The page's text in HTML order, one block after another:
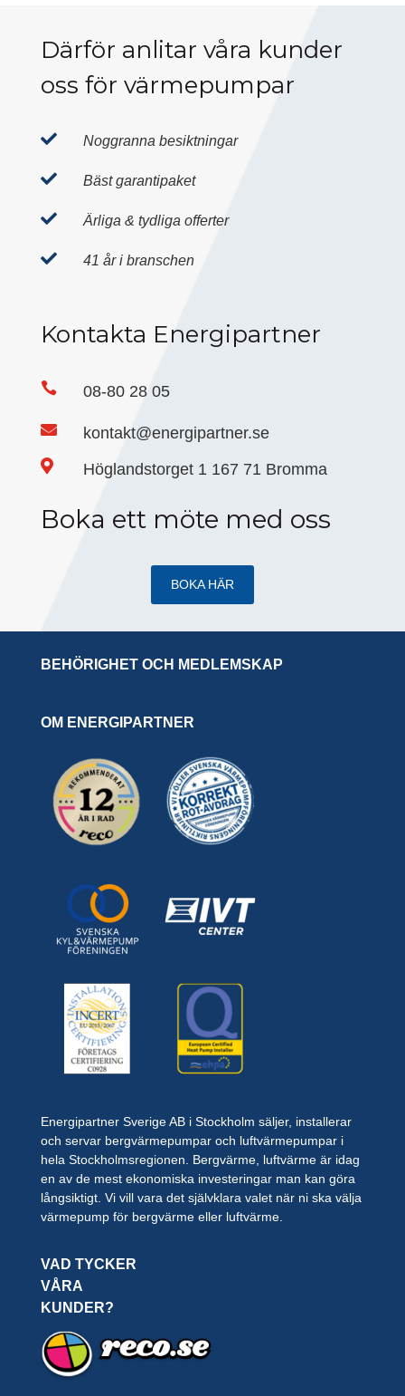
Därför anlitar våra kunder
oss för värmepumpar
 Noggranna besiktningar
 Bäst garantipaket
 Ärliga & tydliga offerter
 41 år i branschen
Kontakta Energipartner
 08-80 28 05
 kontakt@energipartner.se
 Höglandstorget 1 167 71 Bromma
Boka ett möte med oss
BOKA HÄR
BEHÖRIGHET OCH MEDLEMSKAP
OM ENERGIPARTNER
Energipartner Sverige AB i Stockholm säljer, installerar
och servar bergvärmepumpar och luftvärmepumpar i
hela Stockholmsregionen. Bergvärme, luftvärme är idag
en av de mest ekonomiska investeringar man kan göra
långsiktigt. Vi vill vara det självklara valet när ni ska välja
värmepump för bergvärme eller luftvärme.
VAD TYCKER
VÅRA
KUNDER?